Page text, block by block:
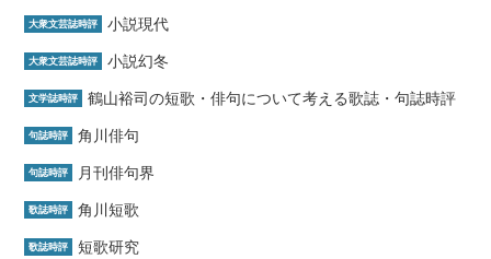
大衆文芸誌時評 小説現代
大衆文芸誌時評 小説幻冬
文学誌時評 鶴山裕司の短歌・俳句について考える歌誌・句誌時評
句誌時評 角川俳句
句誌時評 月刊俳句界
歌誌時評 角川短歌
歌誌時評 短歌研究